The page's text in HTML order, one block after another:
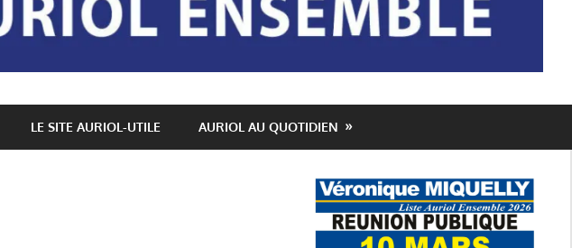
LE SITE AURIOL-UTILE AURIOL AU QUOTIDIEN